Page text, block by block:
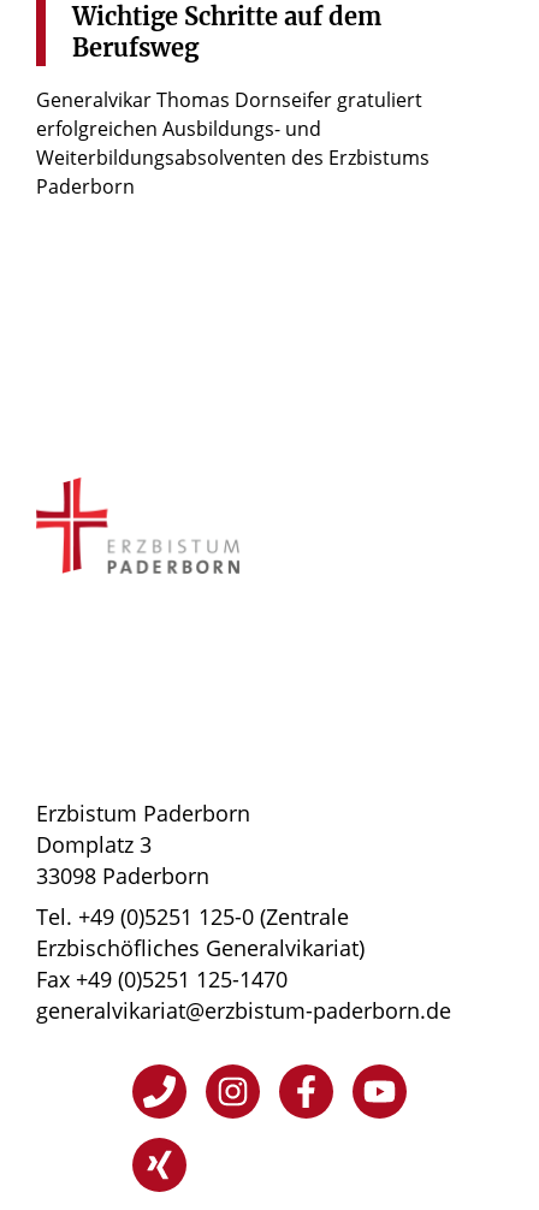
Wichtige Schritte auf dem
Berufsweg
Generalvikar Thomas Dornseifer gratuliert
erfolgreichen Ausbildungs- und
Weiterbildungsabsolventen des Erzbistums
Paderborn
Erzbistum Paderborn
Domplatz 3
33098 Paderborn
Tel. +49 (0)5251 125-0 (Zentrale
Erzbischöfliches Generalvikariat)
Fax +49 (0)5251 125-1470
generalvikariat@erzbistum-paderborn.de